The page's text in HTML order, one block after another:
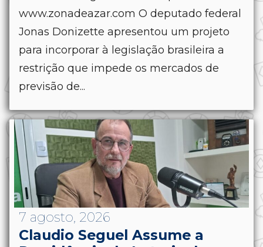
www.zonadeazar.com O deputado federal
Jonas Donizette apresentou um projeto
para incorporar à legislação brasileira a
restrição que impede os mercados de
previsão de...
7 agosto, 2026
Claudio Seguel Assume a